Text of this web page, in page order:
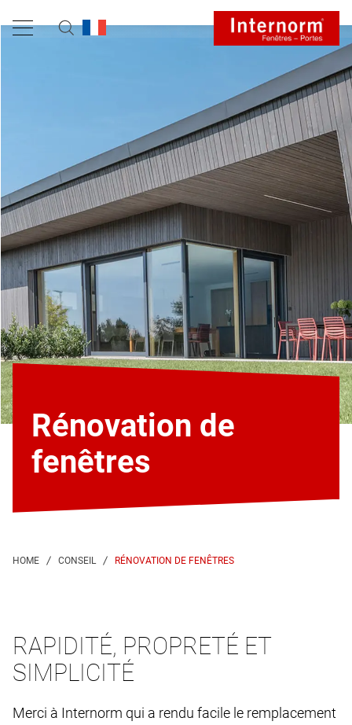
Rénovation de
fenêtres
RÉNOVATION DE FENÊTRES
RAPIDITÉ, PROPRETÉ ET
SIMPLICITÉ
Merci à Internorm qui a rendu facile le remplacement